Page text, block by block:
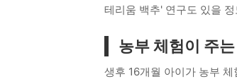
테리움 백추' 연구도 있을
농부 체험이 주
생후 16개월 아이가 농부